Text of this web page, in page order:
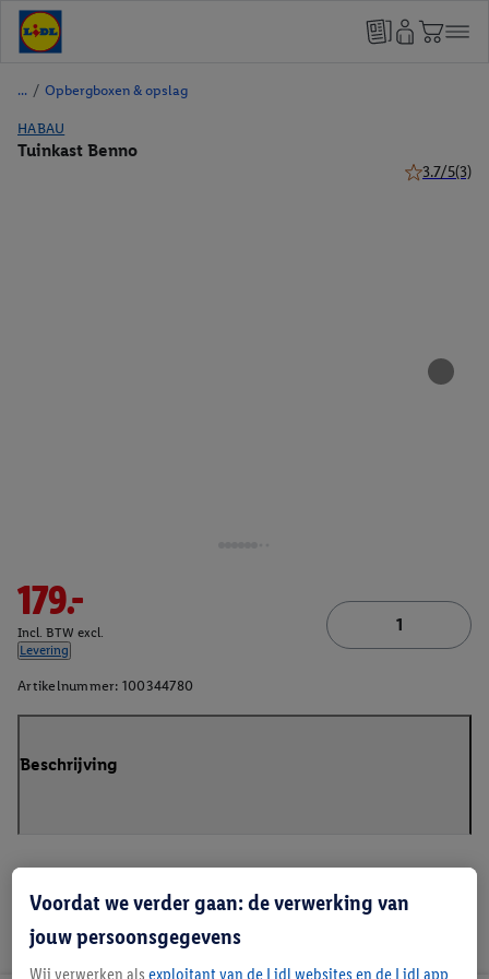
/ Opbergboxen & opslag
HABAU
Tuinkast Benno
3.7/5(3)
179.-
Incl. BTW excl.
Levering
Artikelnummer: 100344780
Beschrijving
Voordat we verder gaan: de verwerking van
jouw persoonsgegevens
Wij verwerken als exploitant van de Lidl websites en de Lidl app